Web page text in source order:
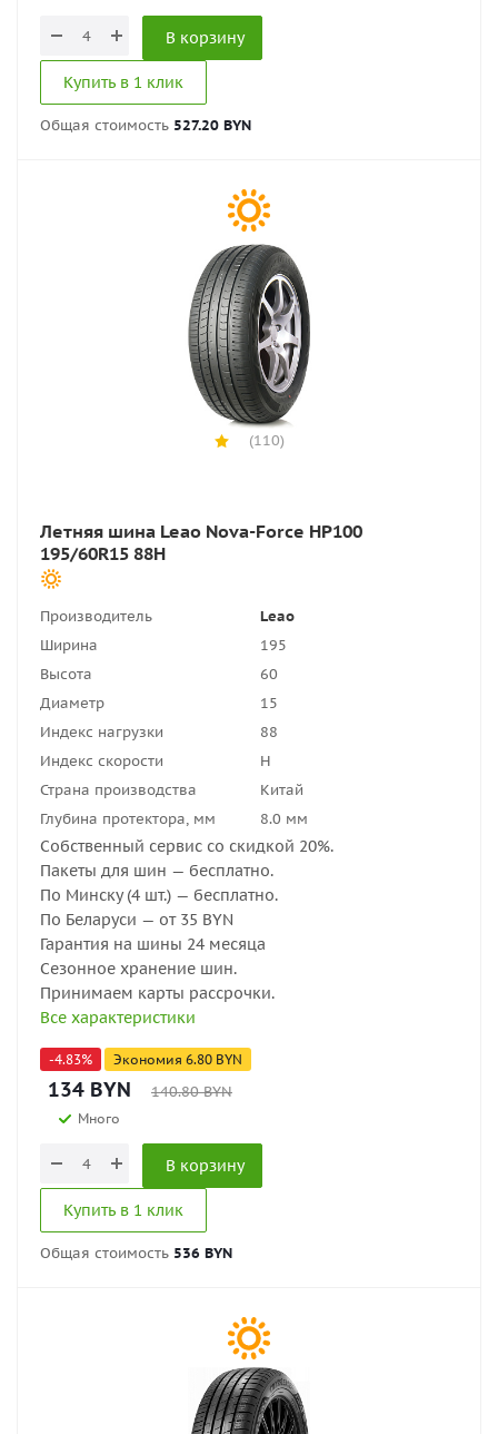
В корзину
Купить в 1 клик
Общая стоимость 527.20 BYN
(110)
Летняя шина Leao Nova-Force HP100
195/60R15 88H
Производитель
Leao
Ширина
195
Высота
60
Диаметр
15
Индекс нагрузки
88
Индекс скорости
H
Страна производства
Китай
Глубина протектора, мм
8.0 мм
Собственный сервис со скидкой 20%.
Пакеты для шин — бесплатно.
По Минску (4 шт.) — бесплатно.
По Беларуси — от 35 BYN
Гарантия на шины 24 месяца
Сезонное хранение шин.
Принимаем карты рассрочки.
Все характеристики
-4.83% Экономия 6.80 BYN
134 BYN 140.80BYN
Много
В корзину
Купить в 1 клик
Общая стоимость 536 BYN